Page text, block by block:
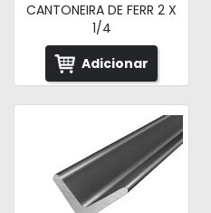
CANTONEIRA DE FERR 2 X
1/4
Adicionar